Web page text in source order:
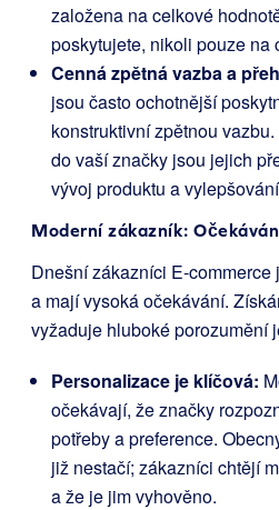
založena na celkové
poskytujete, nikoli pouze na
Cenná zpětná vazba a
jsou často ochotnější
konstruktivní zpětnou
do vaší značky jsou jejich
vývoj produktu a
Moderní zákazník:
Dnešní zákazníci E-
a mají vysoká očekávání.
vyžaduje hluboké porozumění
Personalizace je klíčová:
očekávají, že značky
potřeby a preference.
již nestačí; zákazníci chtějí
a že je jim vyhověno.